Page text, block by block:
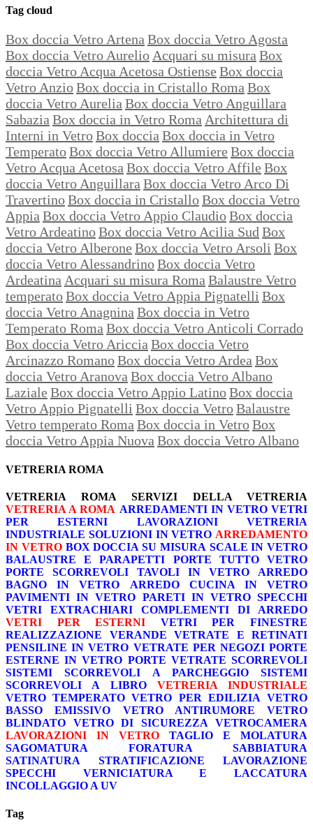
Tag cloud
Box doccia Vetro Artena Box doccia Vetro Agosta
Box doccia Vetro Aurelio Acquari su misura Box
doccia Vetro Acqua Acetosa Ostiense Box doccia
Vetro AnzioBox doccia in Cristallo Roma Box
doccia Vetro Aurelia Box doccia Vetro Anguillara
Sabazia Box doccia in Vetro Roma Architettura di
Interni in VetroBox doccia Box doccia in Vetro
TemperatoBox doccia Vetro Allumiere Box doccia
Vetro Acqua Acetosa Box doccia Vetro Affile Box
doccia Vetro Anguillara Box doccia Vetro Arco Di
TravertinoBox doccia in CristalloBox doccia Vetro
Appia Box doccia Vetro Appio ClaudioBox doccia
Vetro ArdeatinoBox doccia Vetro Acilia Sud Box
doccia Vetro Alberone Box doccia Vetro Arsoli Box
doccia Vetro AlessandrinoBox doccia Vetro
Ardeatina Acquari su misura Roma Balaustre Vetro
temperatoBox doccia Vetro Appia Pignatelli Box
doccia Vetro Anagnina Box doccia in Vetro
Temperato Roma Box doccia Vetro Anticoli Corrado
Box doccia Vetro Ariccia Box doccia Vetro
Arcinazzo RomanoBox doccia Vetro Ardea Box
doccia Vetro Aranova Box doccia Vetro Albano
Laziale Box doccia Vetro Appio LatinoBox doccia
Vetro Appio Pignatelli Box doccia VetroBalaustre
Vetro temperato Roma Box doccia in VetroBox
doccia Vetro Appia Nuova Box doccia Vetro Albano
VETRERIA ROMA
VETRERIA ROMA
SERVIZI DELLA VETRERIA
VETRERIA A ROMA ARREDAMENTI IN VETRO VETRI
PER ESTERNI
LAVORAZIONI
VETRERIA
INDUSTRIALE SOLUZIONI IN VETRO ARREDAMENTO
IN VETRO BOX DOCCIA SU MISURA SCALE IN VETRO
BALAUSTRE E PARAPETTI
PORTE TUTTO VETRO
PORTE SCORREVOLI
TAVOLI IN VETRO
ARREDO
BAGNO IN VETRO
ARREDO CUCINA IN VETRO
PAVIMENTI IN VETRO PARETI IN VETRO SPECCHI
VETRI EXTRACHIARI
COMPLEMENTI DI ARREDO
VETRI PER ESTERNI
VETRI PER FINESTRE
REALIZZAZIONE VERANDE
VETRATE E RETINATI
PENSILINE IN VETRO VETRATE PER NEGOZI PORTE
ESTERNE IN VETRO PORTE VETRATE SCORREVOLI
SISTEMI SCORREVOLI A PARCHEGGIO
SISTEMI
SCORREVOLI A LIBRO
VETRERIA INDUSTRIALE
VETRO TEMPERATO VETRO PER EDILIZIA VETRO
BASSO EMISSIVO
VETRO ANTIRUMORE
VETRO
BLINDATO
VETRO DI SICUREZZA
VETROCAMERA
LAVORAZIONI IN VETRO
TAGLIO E MOLATURA
SAGOMATURA
FORATURA
SABBIATURA
SATINATURA
STRATIFICAZIONE
LAVORAZIONE
SPECCHI
VERNICIATURA E LACCATURA
INCOLLAGGIO A UV
Tag